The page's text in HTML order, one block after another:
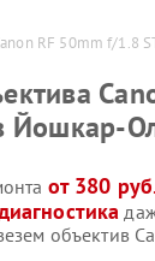
RF 50mm f/1.8
Йошкар-
от 380
объектив